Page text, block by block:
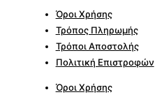
Όροι Χρήσης
Τρόπος Πληρωμής
Τρόποι Αποστολής
Πολιτική Επιστροφών
Όροι Χρήσης